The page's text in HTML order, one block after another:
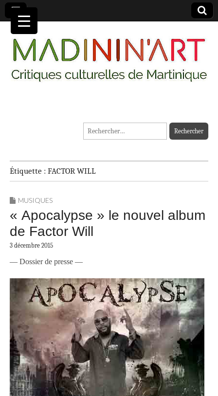
MADININ'ART
Rechercher :
Étiquette : FACTOR WILL
MUSIQUES
« Apocalypse » le nouvel album
de Factor Will
3 décembre 2015
— Dossier de presse —